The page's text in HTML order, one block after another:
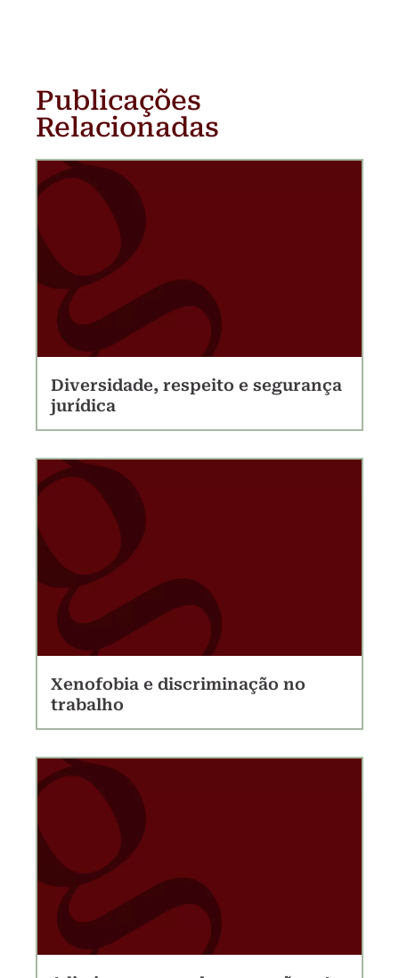
Publicações
Relacionadas
Diversidade, respeito e segurança
jurídica
Xenofobia e discriminação no
trabalho